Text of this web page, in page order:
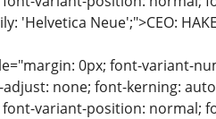
'Helvetica Neue';">CEO:
0px; font-variant-
none; font-kerning:
variant-position: normal;